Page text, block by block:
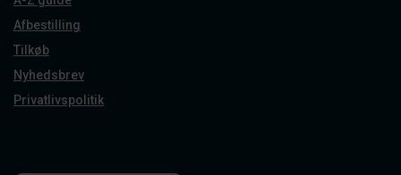
Afbestilling
Tilkøb
Nyhedsbrev
Privatlivspolitik